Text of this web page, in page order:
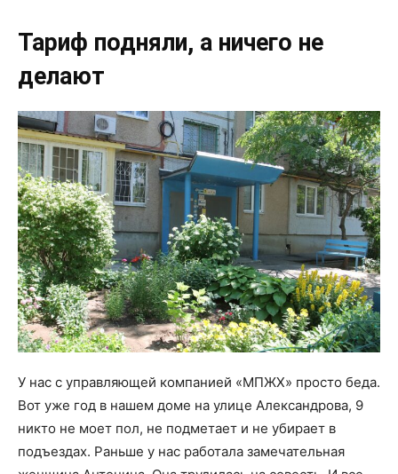
Тариф подняли, а ничего не
делают
У нас с управляющей компанией «МПЖХ» просто беда.
Вот уже год в нашем доме на улице Александрова, 9
никто не моет пол, не подметает и не убирает в
подъездах. Раньше у нас работала замечательная